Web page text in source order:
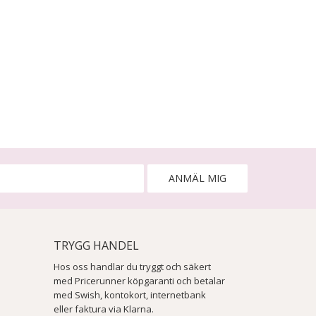
ANMÄL MIG
TRYGG HANDEL
Hos oss handlar du tryggt och säkert
med Pricerunner köpgaranti och betalar
med Swish, kontokort, internetbank
eller faktura via Klarna.